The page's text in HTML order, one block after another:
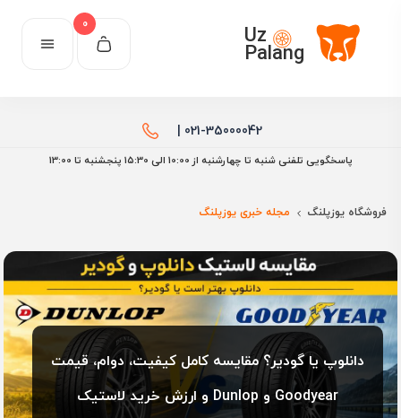
Uz
Palang
0
021-35000042 |
پاسخگویی تلفنی شنبه تا چهارشنبه از 10:00 الی ۱۵:30 پنجشنبه تا 13:00
فروشگاه یوزپلنگ مجله خبری یوزپلنگ
دانلوپ یا گودیر؟ مقایسه کامل کیفیت، دوام، قیمت
و ارزش خرید لاستیک Dunlop و Goodyear